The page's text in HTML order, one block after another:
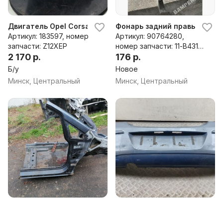
Двигатель Opel Corsa Z12XEP
Артикул: 183597, номер
запчасти: Z12XEP
2 170 р.
Б/у
Минск, Центральный
Фонарь задний правый
Артикул: 90764280,
номер запчасти: 11-B431-
01-2B
176 р.
Новое
Минск, Центральный